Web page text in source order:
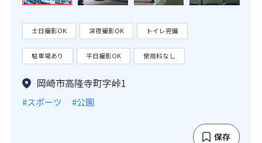
土日撮影OK 深夜撮影OK トイレ完備
駐車場あり 平日撮影OK 使用料なし
岡崎市高隆寺町字峠1
#スポーツ #公園
保存